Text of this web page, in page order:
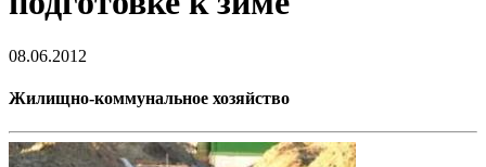
08.06.2012
Жилищно-коммунальное хозяйство